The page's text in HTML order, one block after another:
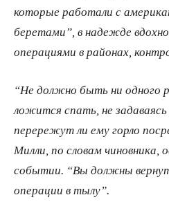
которые работали с
беретами”, в надежде
операциями в районах,
“Не должно быть ни одного
ложится спать, не задаваясь
перережут ли ему горло
Милли, по словам чиновника,
событии. “Вы должны
операции в тылу”.